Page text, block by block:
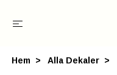
Hem Alla Dekaler